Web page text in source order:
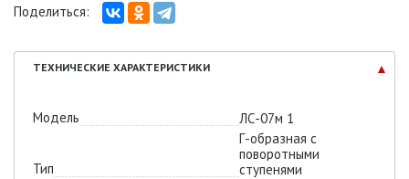
Поделиться:
ТЕХНИЧЕСКИЕ ХАРАКТЕРИСТИКИ
Модель ЛС-07м 1
Тип
Г-образная с
поворотными
ступенями